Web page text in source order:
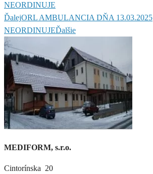
NEORDINUJE
ĎalejORL AMBULANCIA DŇA 13.03.2025
NEORDINUJEĎalšie
MEDIFORM, s.r.o.
Cintorínska 20